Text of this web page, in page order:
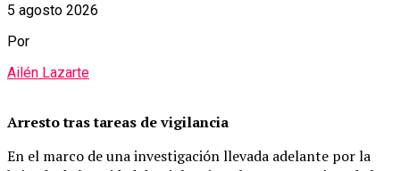
5 agosto 2026
Por
Ailén Lazarte
Arresto tras tareas de vigilancia
En el marco de una investigación llevada adelante por la